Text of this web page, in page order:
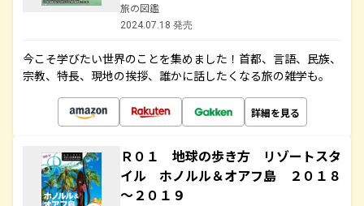
旅の図鑑
2024.07.18 発売
今こそ学びたい世界のことを集めました！首都、言語、民族、
宗教、特長、現地の挨拶、誰かに話したくなる旅の雑学も。
詳細を見る
Ｒ０１ 地球の歩き方 リゾートスタ
イル ホノルル＆オアフ島 ２０１８
～２０１９